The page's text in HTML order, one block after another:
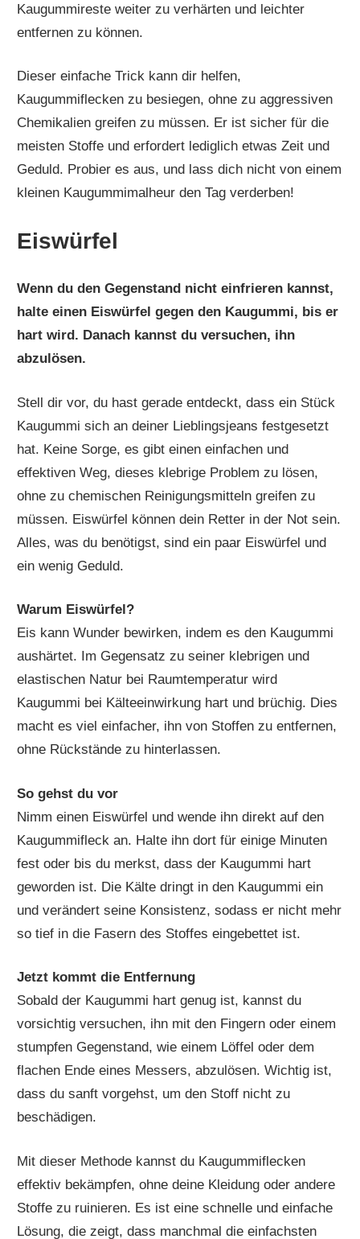
Kaugummireste weiter zu verhärten und leichter
entfernen zu können.
Dieser einfache Trick kann dir helfen,
Kaugummiflecken zu besiegen, ohne zu aggressiven
Chemikalien greifen zu müssen. Er ist sicher für die
meisten Stoffe und erfordert lediglich etwas Zeit und
Geduld. Probier es aus, und lass dich nicht von einem
kleinen Kaugummimalheur den Tag verderben!
Eiswürfel
Wenn du den Gegenstand nicht einfrieren kannst,
halte einen Eiswürfel gegen den Kaugummi, bis er
hart wird. Danach kannst du versuchen, ihn
abzulösen.
Stell dir vor, du hast gerade entdeckt, dass ein Stück
Kaugummi sich an deiner Lieblingsjeans festgesetzt
hat. Keine Sorge, es gibt einen einfachen und
effektiven Weg, dieses klebrige Problem zu lösen,
ohne zu chemischen Reinigungsmitteln greifen zu
müssen. Eiswürfel können dein Retter in der Not sein.
Alles, was du benötigst, sind ein paar Eiswürfel und
ein wenig Geduld.
Warum Eiswürfel?
Eis kann Wunder bewirken, indem es den Kaugummi
aushärtet. Im Gegensatz zu seiner klebrigen und
elastischen Natur bei Raumtemperatur wird
Kaugummi bei Kälteeinwirkung hart und brüchig. Dies
macht es viel einfacher, ihn von Stoffen zu entfernen,
ohne Rückstände zu hinterlassen.
So gehst du vor
Nimm einen Eiswürfel und wende ihn direkt auf den
Kaugummifleck an. Halte ihn dort für einige Minuten
fest oder bis du merkst, dass der Kaugummi hart
geworden ist. Die Kälte dringt in den Kaugummi ein
und verändert seine Konsistenz, sodass er nicht mehr
so tief in die Fasern des Stoffes eingebettet ist.
Jetzt kommt die Entfernung
Sobald der Kaugummi hart genug ist, kannst du
vorsichtig versuchen, ihn mit den Fingern oder einem
stumpfen Gegenstand, wie einem Löffel oder dem
flachen Ende eines Messers, abzulösen. Wichtig ist,
dass du sanft vorgehst, um den Stoff nicht zu
beschädigen.
Mit dieser Methode kannst du Kaugummiflecken
effektiv bekämpfen, ohne deine Kleidung oder andere
Stoffe zu ruinieren. Es ist eine schnelle und einfache
Lösung, die zeigt, dass manchmal die einfachsten